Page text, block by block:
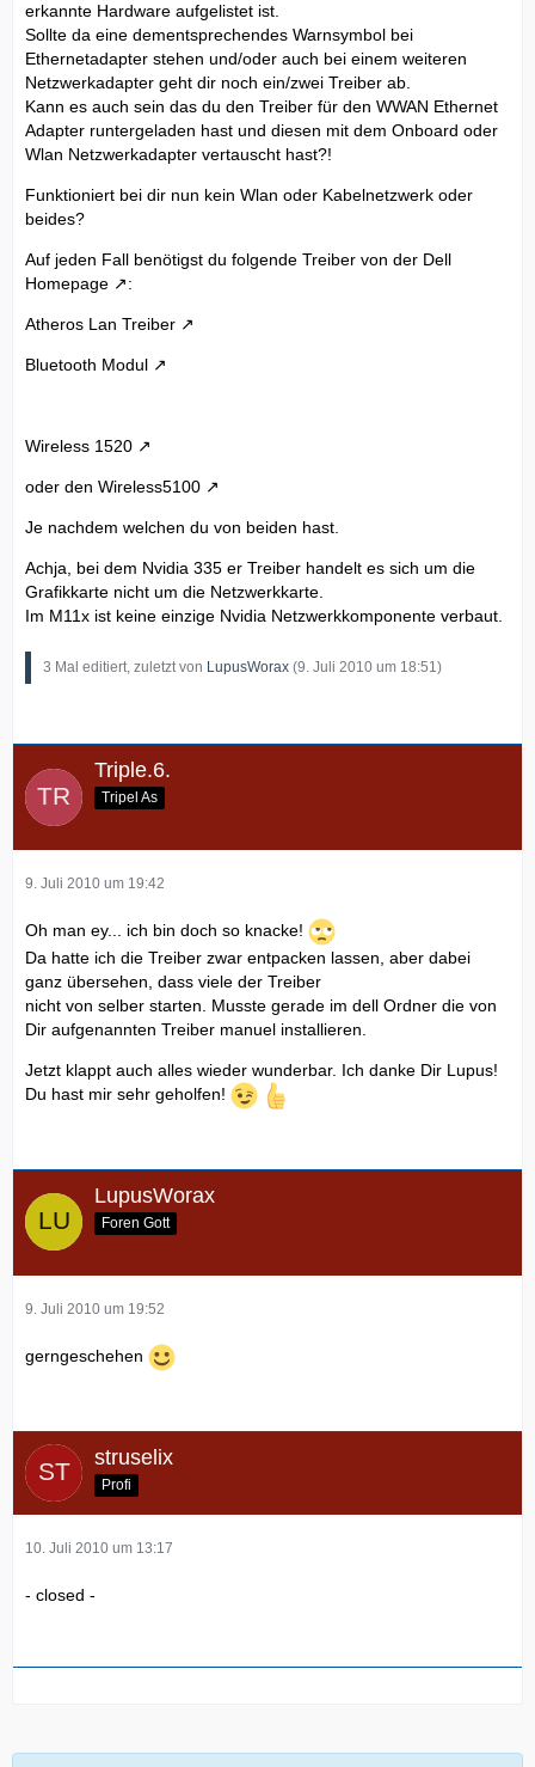
erkannte Hardware aufgelistet ist.
Sollte da eine dementsprechendes Warnsymbol bei
Ethernetadapter stehen und/oder auch bei einem weiteren
Netzwerkadapter geht dir noch ein/zwei Treiber ab.
Kann es auch sein das du den Treiber für den WWAN Ethernet
Adapter runtergeladen hast und diesen mit dem Onboard oder
Wlan Netzwerkadapter vertauscht hast?!
Funktioniert bei dir nun kein Wlan oder Kabelnetzwerk oder
beides?
Auf jeden Fall benötigst du folgende Treiber von der Dell
Homepage
:
Atheros Lan Treiber
Bluetooth Modul
Wireless 1520
oder den Wireless5100
Je nachdem welchen du von beiden hast.
Achja, bei dem Nvidia 335 er Treiber handelt es sich um die
Grafikkarte nicht um die Netzwerkkarte.
Im M11x ist keine einzige Nvidia Netzwerkkomponente verbaut.
3 Mal editiert, zuletzt von LupusWorax (9. Juli 2010 um 18:51)
Triple.6.
Tripel As
9. Juli 2010 um 19:42
Oh man ey... ich bin doch so knacke!
Da hatte ich die Treiber zwar entpacken lassen, aber dabei
ganz übersehen, dass viele der Treiber
nicht von selber starten. Musste gerade im dell Ordner die von
Dir aufgenannten Treiber manuel installieren.
Jetzt klappt auch alles wieder wunderbar. Ich danke Dir Lupus!
Du hast mir sehr geholfen!
LupusWorax
Foren Gott
9. Juli 2010 um 19:52
gerngeschehen
struselix
Profi
10. Juli 2010 um 13:17
- closed -